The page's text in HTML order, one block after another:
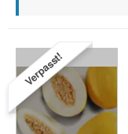
Verpasst!